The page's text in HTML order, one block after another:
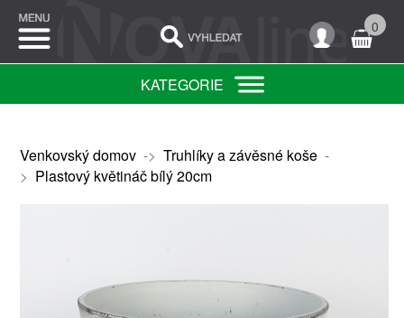
0
KATEGORIE
Venkovský domov-> Truhlíky a závěsné koše-
> Plastový květináč bílý 20cm